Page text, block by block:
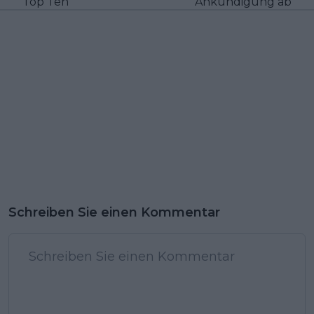
Schreiben Sie einen Kommentar